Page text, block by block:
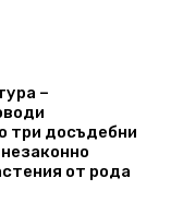
–
три досъдебни
от рода